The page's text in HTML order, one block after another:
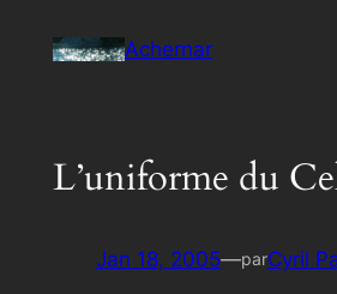
Achernar
L’uniforme du
Jan 18, 2005—parCyril